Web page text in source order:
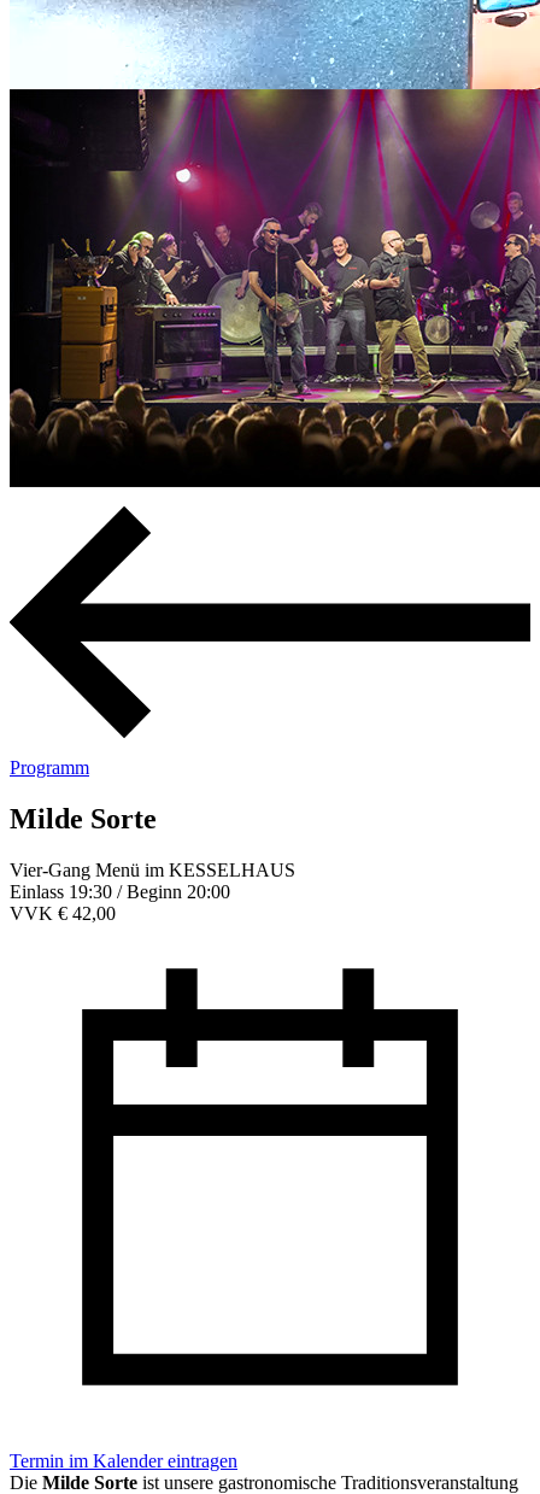
Programm
Milde Sorte
Vier-Gang Menü im KESSELHAUS
Einlass 19:30 / Beginn 20:00
VVK € 42,00
Termin im Kalender eintragen
Die Milde Sorte ist unsere gastronomische Traditionsveranstaltung